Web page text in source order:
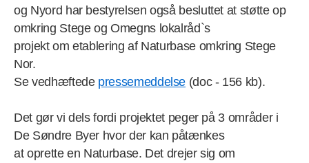
og Nyord har bestyrelsen også besluttet at støtte op
omkring Stege og Omegns lokalråd`s
projekt om etablering af Naturbase omkring Stege
Nor.
Se vedhæftede pressemeddelse (doc - 156 kb).
Det gør vi dels fordi projektet peger på 3 områder i
De Søndre Byer hvor der kan påtænkes
at oprette en Naturbase. Det drejer sig om